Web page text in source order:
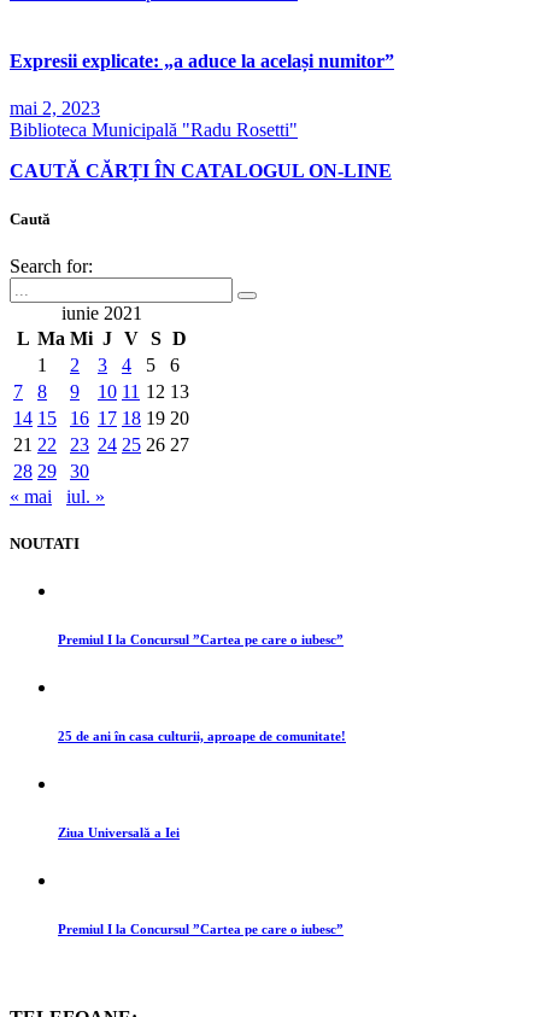
Expresii explicate: „a aduce la același numitor”
mai 2, 2023
Biblioteca Municipală "Radu Rosetti"
CAUTĂ CĂRȚI ÎN CATALOGUL ON-LINE
Caută
Search for:
iunie 2021
L Ma Mi J V S D
1
2 3 4 5
6
7
8 9 10 11 12 13
14 15 16 17 18 19 20
21 22 23 24 25 26 27
28 29
30
« mai
iul. »
NOUTATI
Premiul I la Concursul ”Cartea pe care o iubesc”
25 de ani în casa culturii, aproape de comunitate!
Ziua Universală a Iei
Premiul I la Concursul ”Cartea pe care o iubesc”